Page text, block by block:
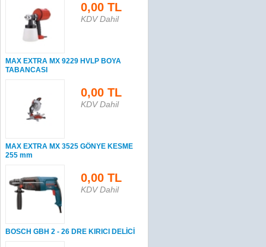
0,00 TL
KDV Dahil
MAX EXTRA MX 9229 HVLP BOYA
TABANCASI
0,00 TL
KDV Dahil
MAX EXTRA MX 3525 GÖNYE KESME
255 mm
0,00 TL
KDV Dahil
BOSCH GBH 2 - 26 DRE KIRICI DELİCİ